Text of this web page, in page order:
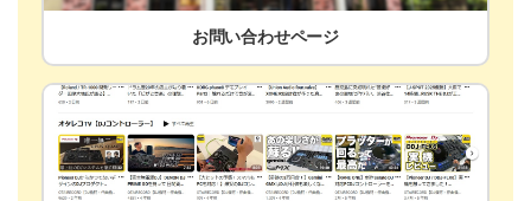
お問い合わせページ